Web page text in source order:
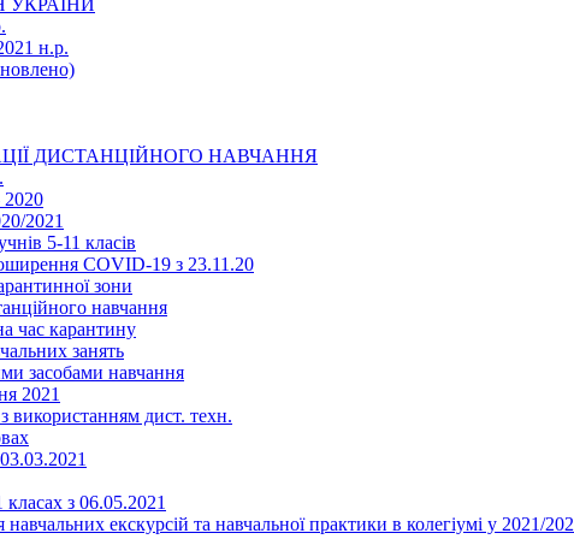
УКРАЇНИ
н.р.
ДИСТАНЦІЙНОГО НАВЧАННЯ
2020
2021
5-11 класів
COVID-19 з 23.11.20
зони
навчання
час карантину
занять
засобами навчання
2021
використанням дист. техн.
з 06.05.2021
екскурсій та навчальної практики в колегіумі у 2021/